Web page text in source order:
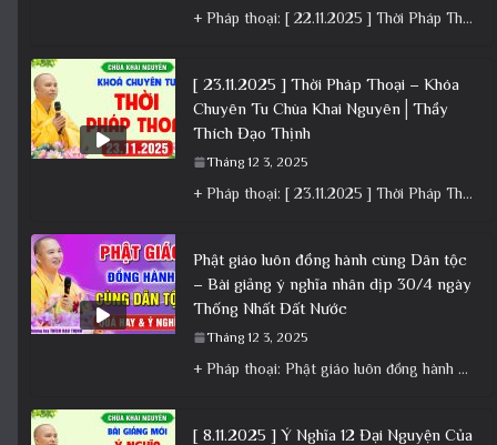
+ Pháp thoại: [ 22.11.2025 ] Thời Pháp Thoại – Khóa Chuyên Tu Chùa Khai Nguyên │ Thầy Thích Đạo
[ 23.11.2025 ] Thời Pháp Thoại – Khóa
Chuyên Tu Chùa Khai Nguyên│Thầy
Thích Đạo Thịnh
Tháng 12 3, 2025
+ Pháp thoại: [ 23.11.2025 ] Thời Pháp Thoại – Khóa Chuyên Tu Chùa Khai Nguyên│Thầy Thích Đạo Thịnh +
Phật giáo luôn đồng hành cùng Dân tộc
– Bài giảng ý nghĩa nhân dịp 30/4 ngày
Thống Nhất Đất Nước
Tháng 12 3, 2025
+ Pháp thoại: Phật giáo luôn đồng hành cùng Dân tộc – Bài giảng ý nghĩa nhân dịp 30/4 ngày
[ 8.11.2025 ] Ý Nghĩa 12 Đại Nguyện Của